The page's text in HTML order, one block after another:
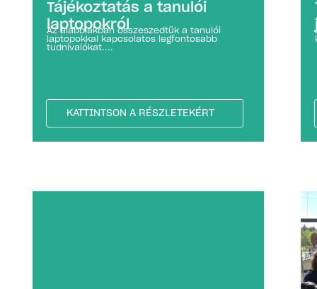
Tájékoztatás a tanulói
laptopokról
Az alábbiakban összeszedtük a tanulói
laptopokkal kapcsolatos legfontosabb
tudnivalókat....
KATTINTSON A RÉSZLETEKÉRT